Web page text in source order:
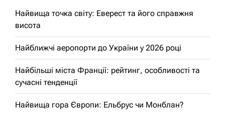
Найвища точка світу: Еверест та його справжня
висота
Найближчі аеропорти до України у 2026 році
Найбільші міста Франції: рейтинг, особливості та
сучасні тенденції
Найвища гора Європи: Ельбрус чи Монблан?